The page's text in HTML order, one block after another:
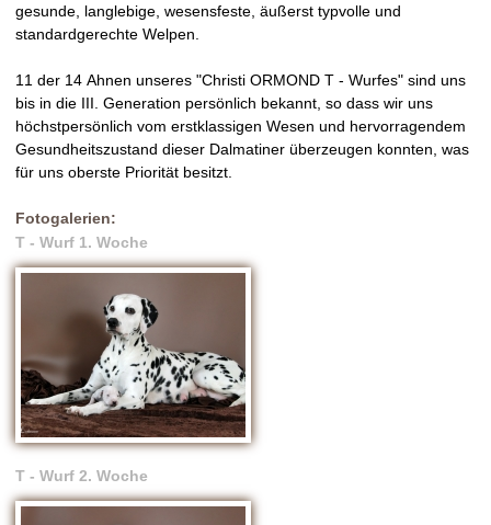
gesunde, langlebige, wesensfeste, äußerst typvolle und
standardgerechte Welpen.
11 der 14 Ahnen unseres "Christi ORMOND T - Wurfes" sind uns
bis in die III. Generation persönlich bekannt, so dass wir uns
höchstpersönlich vom erstklassigen Wesen und hervorragendem
Gesundheitszustand dieser Dalmatiner überzeugen konnten, was
für uns oberste Priorität besitzt.
Fotogalerien:
T - Wurf 1. Woche
T - Wurf 2. Woche